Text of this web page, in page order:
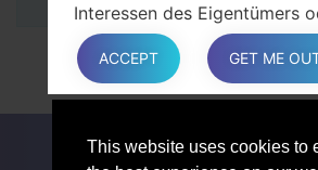
This website uses cookies to
Interessen des Eigentümers
Dritten erforderlich.
In jedem Fall hilft der
bei der Erläuterung des für
Rahmens und insbesondere,
ACCEPT GET ME